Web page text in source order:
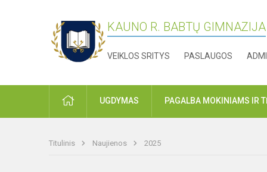
KAUNO R. BABTŲ GIMNAZIJA
VEIKLOS SRITYS PASLAUGOS
PRADŽIAUGDYMAS PAGALBA MOKINIAMS IR
Titulinis Naujienos 2025